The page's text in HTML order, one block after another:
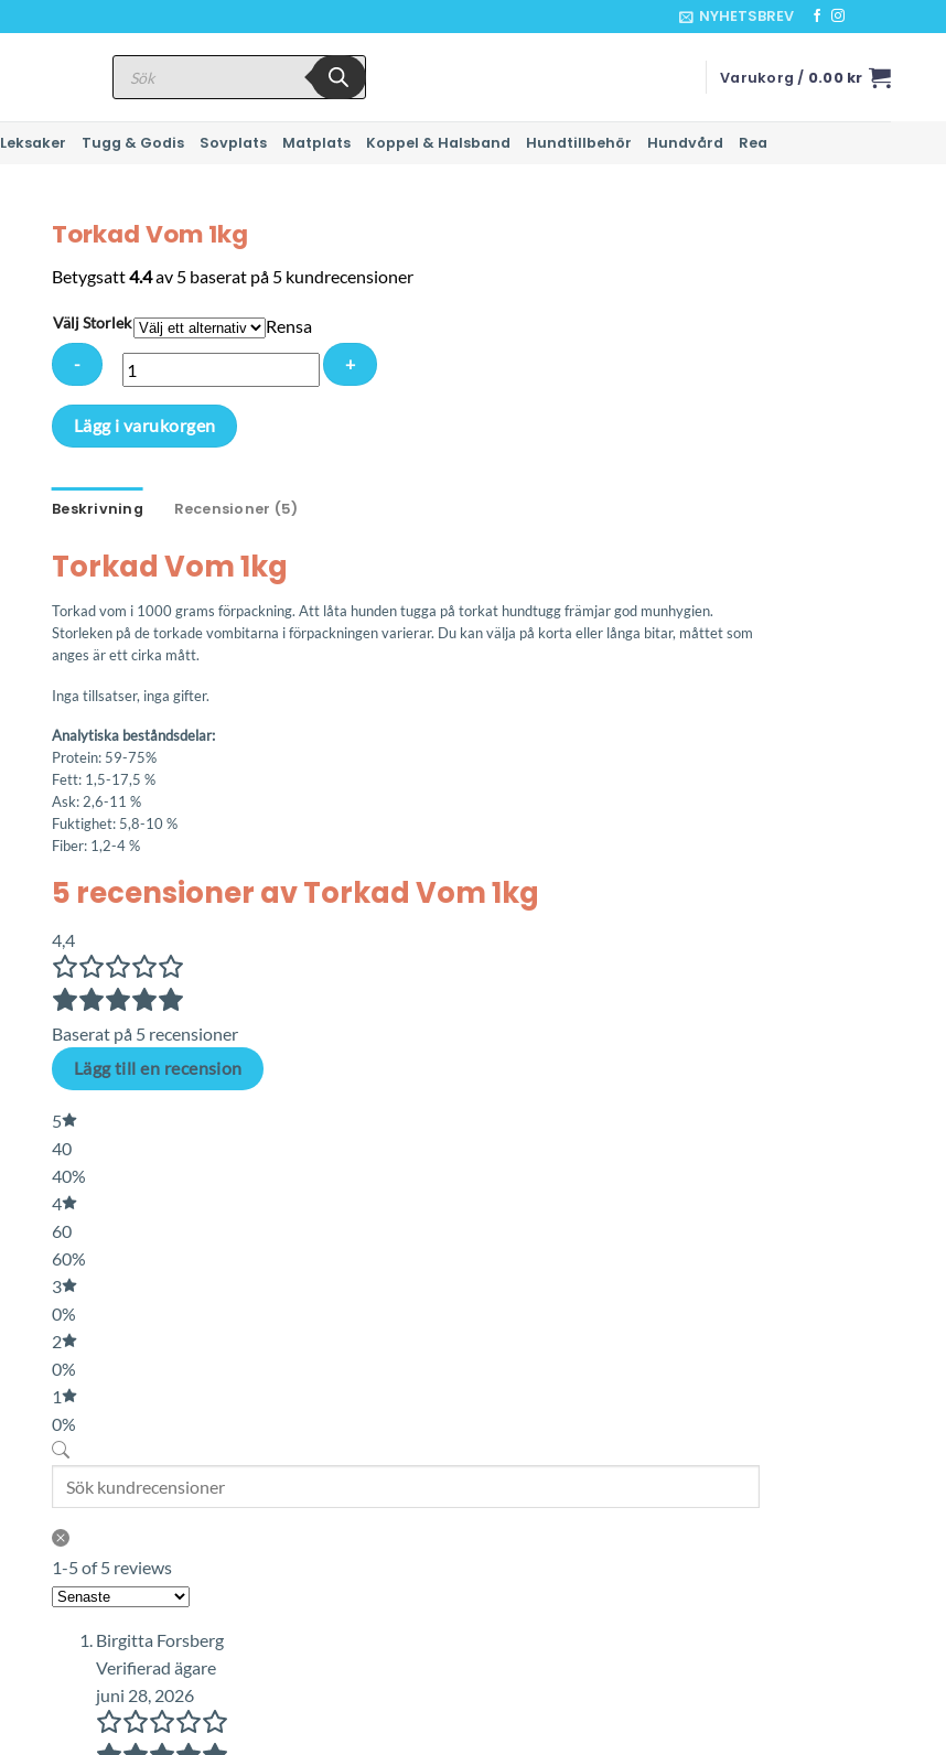
NYHETSBREV
Produktsökning
Varukorg / 0.00 kr
Leksaker Tugg & Godis Sovplats Matplats Koppel & Halsband Hundtillbehör Hundvård Rea
Torkad Vom 1kg
Betygsatt4.4av 5 baserat på 5 kundrecensioner
Välj Storlek Rensa
Torkad
Vom
mängd
Lägg i varukorgen
Beskrivning Recensioner (5)
Torkad Vom 1kg
Torkad vom i 1000 grams förpackning. Att låta hunden tugga på torkat hundtugg främjar god munhygien.
Storleken på de torkade vombitarna i förpackningen varierar. Du kan välja på korta eller långa bitar, måttet som
anges är ett cirka mått.
Inga tillsatser, inga gifter.
Analytiska beståndsdelar:
Protein: 59-75%
Fett: 1,5-17,5 %
Ask: 2,6-11 %
Fuktighet: 5,8-10 %
Fiber: 1,2-4 %
5 recensioner avTorkad Vom 1kg
4,4
Baserat på 5 recensioner
Lägg till en recension
5
40
40%
4
60
60%
3
0%
2
0%
1
0%
1-5 of 5 reviews
Birgitta Forsberg
Verifierad ägare
juni 28, 2026